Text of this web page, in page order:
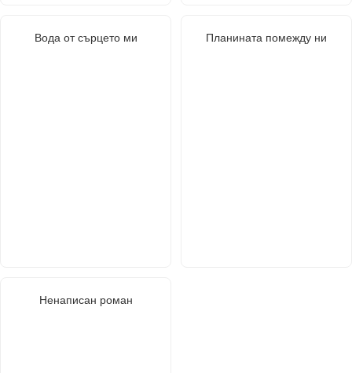
Вода от сърцето ми Планината помежду ни
Ненаписан роман